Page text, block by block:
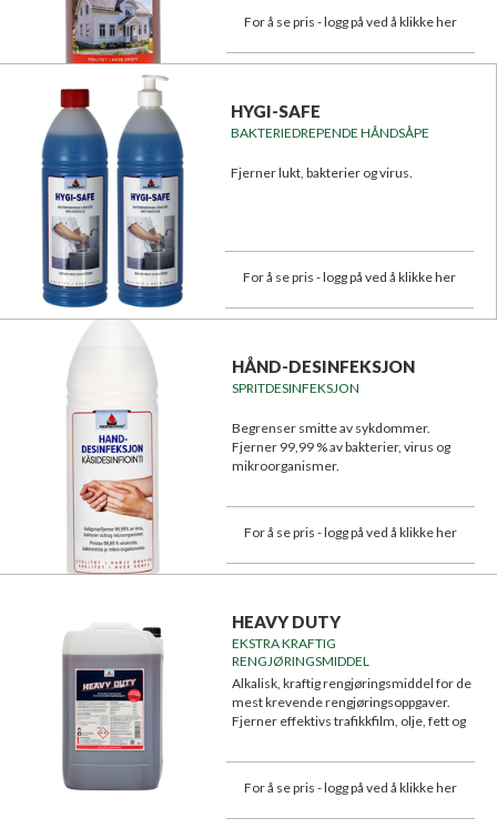
For å se pris - logg på ved å klikke her
HYGI-SAFE
BAKTERIEDREPENDE HÅNDSÅPE
Fjerner lukt, bakterier og virus.
For å se pris - logg på ved å klikke her
HÅND-DESINFEKSJON
SPRITDESINFEKSJON
Begrenser smitte av sykdommer.
Fjerner 99,99 % av bakterier, virus og
mikroorganismer.
For å se pris - logg på ved å klikke her
HEAVY DUTY
EKSTRA KRAFTIG
RENGJØRINGSMIDDEL
Alkalisk, kraftig rengjøringsmiddel for de
mest krevende rengjøringsoppgaver.
Fjerner effektivs trafikkfilm, olje, fett og
For å se pris - logg på ved å klikke her